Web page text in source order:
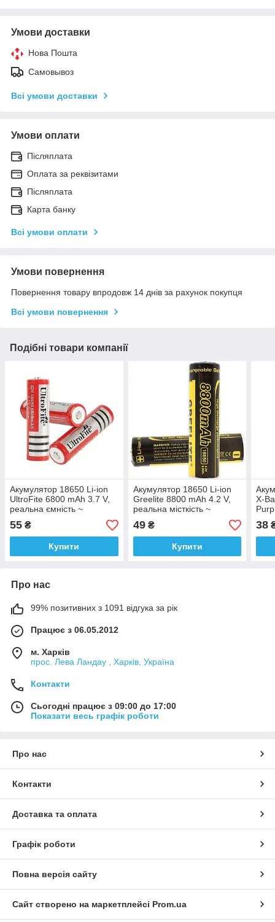
Умови доставки
Нова Пошта
Самовывоз
Всі умови доставки
Умови оплати
Післяплата
Оплата за реквізитами
Післяплата
Карта банку
Всі умови оплати
Умови повернення
Повернення товару впродовж 14 днів за рахунок покупця
Всі умови повернення
Подібні товари компанії
Акумулятор 18650 Li-ion
UltroFite 6800 mAh 3.7 V,
реальна ємність ~
1000 mAh
55 ₴
Купити
Акумулятор 18650 Li-ion
Greelite 8800 mAh 4.2 V,
реальна місткість ~
1000 mAh
49₴
Купити
X-
38
Про нас
99% позитивних з 1091 відгука за рік
Працює з 06.05.2012
м. Харків
прос. Лева Ландау , Харків, Україна
Контакти
Сьогодні працює з 09:00 до 17:00
Показати весь графік роботи
Про нас
Контакти
Доставка та оплата
Графік роботи
Повна версія сайту
Сайт створено на маркетплейсі Prom.ua